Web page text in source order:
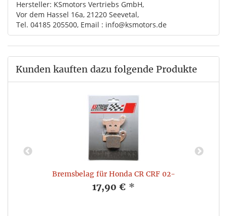
Hersteller: KSmotors Vertriebs GmbH,
Vor dem Hassel 16a, 21220 Seevetal,
Tel. 04185 205500, Email : info@ksmotors.de
Kunden kauften dazu folgende Produkte
Bremsbelag für Honda CR CRF 02-
17,90 € *